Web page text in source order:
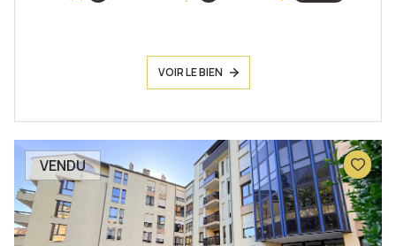
VOIR LE BIEN
VENDU